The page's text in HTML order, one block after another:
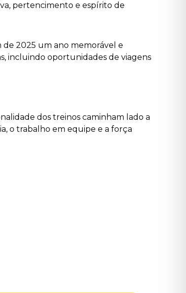
pertencimento e espírito de
de 2025 um ano memorável e
incluindo oportunidades de viagens
dos treinos caminham lado a
o trabalho em equipe e a força